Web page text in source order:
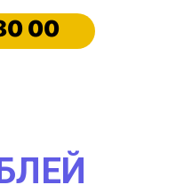
00